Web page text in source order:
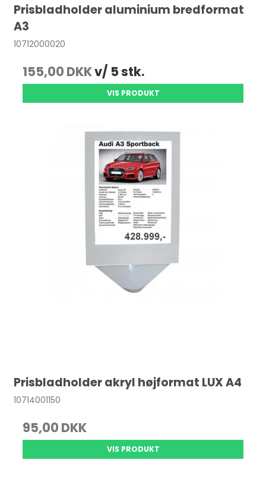
Prisbladholder aluminium bredformat
A3
10712000020
155,00 DKKv/ 5 stk.
VIS PRODUKT
Prisbladholder akryl højformat LUX A4
10714001150
95,00 DKK
VIS PRODUKT